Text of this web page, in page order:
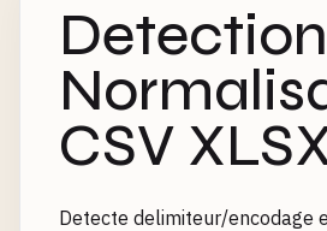
Detection
CSV
Detecte delimiteur/encodage